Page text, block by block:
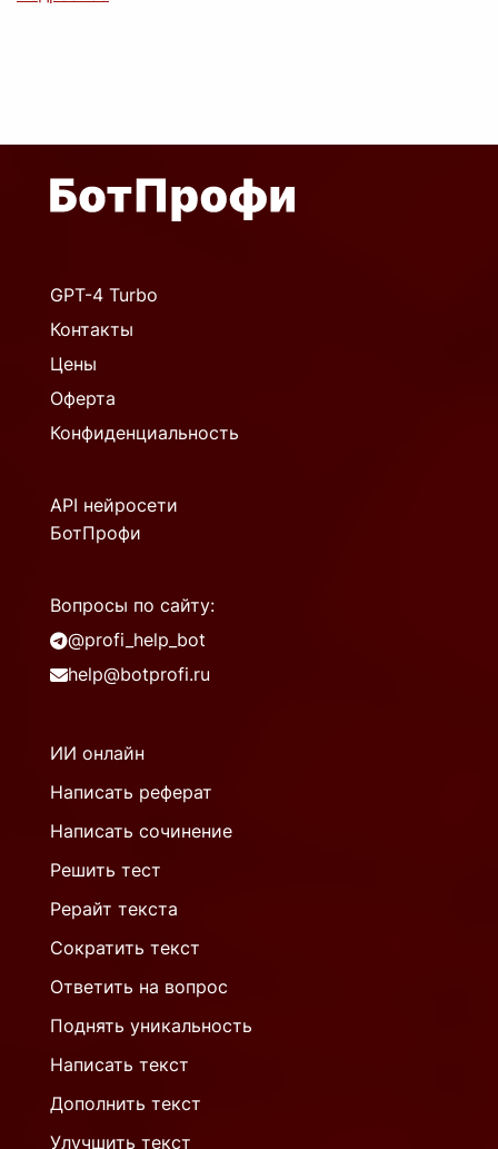
GPT-4 Turbo
Контакты
Цены
Оферта
Конфиденциальность
API нейросети
БотПрофи
Вопросы по сайту:
@profi_help_bot
help@botprofi.ru
ИИ онлайн
Написать реферат
Написать сочинение
Решить тест
Рерайт текста
Сократить текст
Ответить на вопрос
Поднять уникальность
Написать текст
Дополнить текст
Улучшить текст